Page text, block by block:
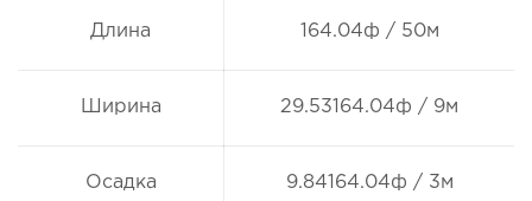
Длина 164.04ф / 50м
Ширина 29.53164.04ф / 9м
Осадка 9.84164.04ф / 3м